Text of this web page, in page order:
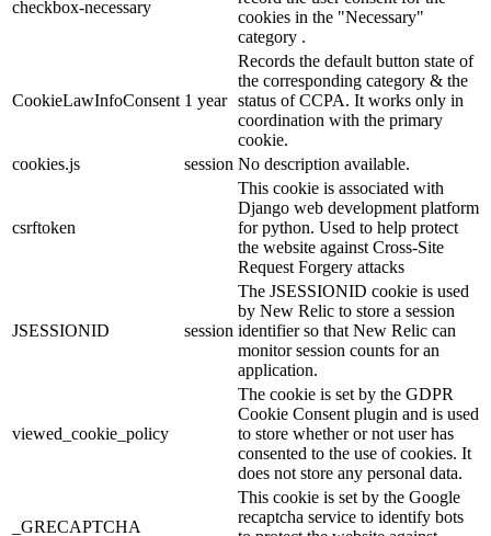
checkbox-necessary
cookies in the "Necessary"
category .
CookieLawInfoConsent 1 year
Records the default button state of
the corresponding category & the
status of CCPA. It works only in
coordination with the primary
cookie.
cookies.js
session No description available.
csrftoken
This cookie is associated with
Django web development platform
for python. Used to help protect
the website against Cross-Site
Request Forgery attacks
JSESSIONID session
The JSESSIONID cookie is used
by New Relic to store a session
identifier so that New Relic can
monitor session counts for an
application.
viewed_cookie_policy
The cookie is set by the GDPR
Cookie Consent plugin and is used
to store whether or not user has
consented to the use of cookies. It
does not store any personal data.
_GRECAPTCHA
This cookie is set by the Google
recaptcha service to identify bots